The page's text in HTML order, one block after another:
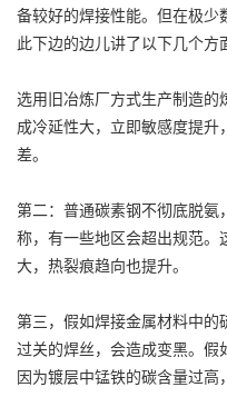
备较好的焊接性能。但在极
此下边的边儿讲了以下几个方
选用旧冶炼厂方式生产制造
成冷延性大，立即敏感度提
差。
第二：普通碳素钢不彻底脱
称，有一些地区会超出规范
大，热裂痕趋向也提升。
第三，假如焊接金属材料中
过关的焊丝，会造成变黑。
因为镀层中锰铁的碳含量过高